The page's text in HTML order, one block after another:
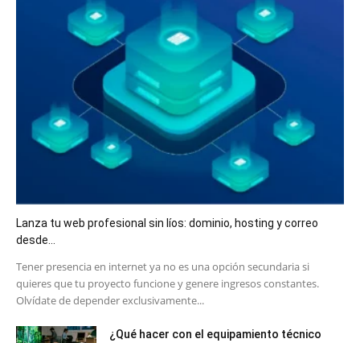
Lanza tu web profesional sin líos: dominio, hosting y correo
desde...
​Tener presencia en internet ya no es una opción secundaria si
quieres que tu proyecto funcione y genere ingresos constantes.
Olvídate de depender exclusivamente...
¿Qué hacer con el equipamiento técnico